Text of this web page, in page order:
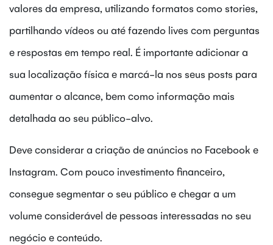
valores da empresa, utilizando formatos como stories,
partilhando vídeos ou até fazendo lives com perguntas
e respostas em tempo real. É importante adicionar a
sua localização física e marcá-la nos seus posts para
aumentar o alcance, bem como informação mais
detalhada ao seu público-alvo.
Deve considerar a criação de anúncios no Facebook e
Instagram. Com pouco investimento financeiro,
consegue segmentar o seu público e chegar a um
volume considerável de pessoas interessadas no seu
negócio e conteúdo.